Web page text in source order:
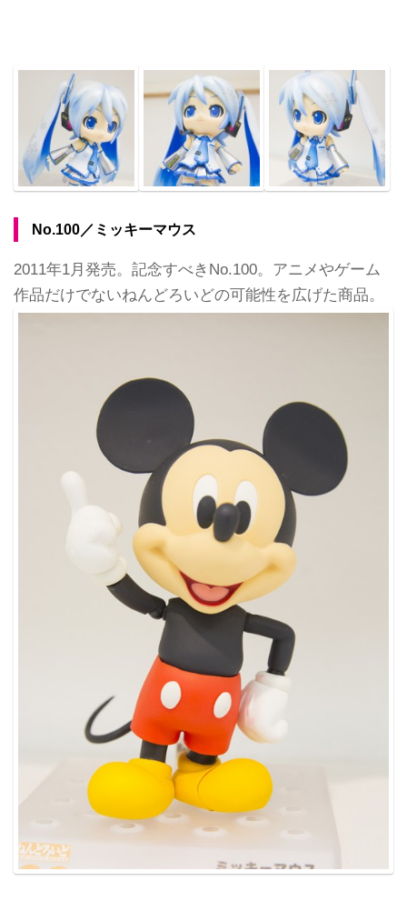
No.100／ミッキーマウス
2011年1月発売。記念すべきNo.100。アニメやゲーム
作品だけでないねんどろいどの可能性を広げた商品。